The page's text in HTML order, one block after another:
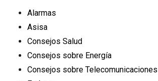
Alarmas
Asisa
Consejos Salud
Consejos sobre Energía
Consejos sobre Telecomunicaciones